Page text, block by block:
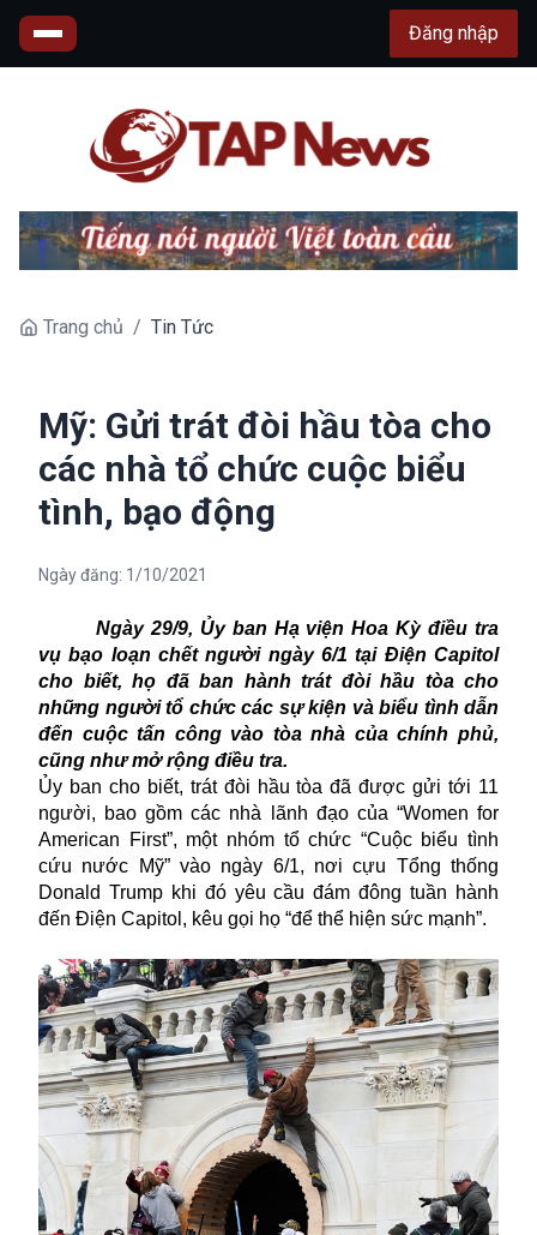
Đăng nhập
Trang chủ / Tin Tức
Mỹ: Gửi trát đòi hầu tòa cho
các nhà tổ chức cuộc biểu
tình, bạo động
Ngày đăng: 1/10/2021
Ngày 29/9, Ủy ban Hạ viện Hoa Kỳ điều tra
vụ bạo loạn chết người ngày 6/1 tại Điện Capitol
cho biết, họ đã ban hành trát đòi hầu tòa cho
những người tổ chức các sự kiện và biểu tình dẫn
đến cuộc tấn công vào tòa nhà của chính phủ,
cũng như mở rộng điều tra.
Ủy ban cho biết, trát đòi hầu tòa đã được gửi tới 11
người, bao gồm các nhà lãnh đạo của “Women for
American First”, một nhóm tổ chức “Cuộc biểu tình
cứu nước Mỹ” vào ngày 6/1, nơicựu Tổng thống
Donald Trumpkhi đó yêu cầu đám đông tuần hành
đến Điện Capitol, kêu gọi họ “để thể hiện sức mạnh”.